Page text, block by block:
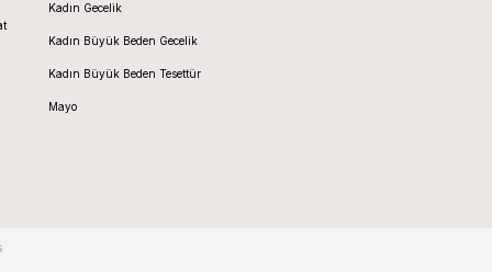
Kadın Gecelik
Kadın Büyük Beden Gecelik
Kadın Büyük Beden Tesettür
Mayo